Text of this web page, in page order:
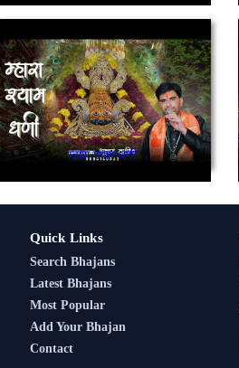
म्हारा श्याम धणी
Quick Links
Search Bhajans
Latest Bhajans
Most Popular
Add Your Bhajan
Contact